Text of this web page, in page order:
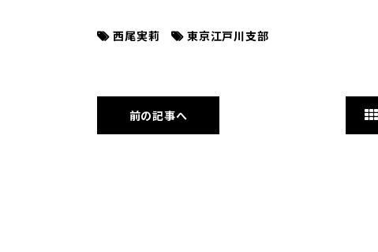
西尾実莉 東京江戸川支部
前の記事へ